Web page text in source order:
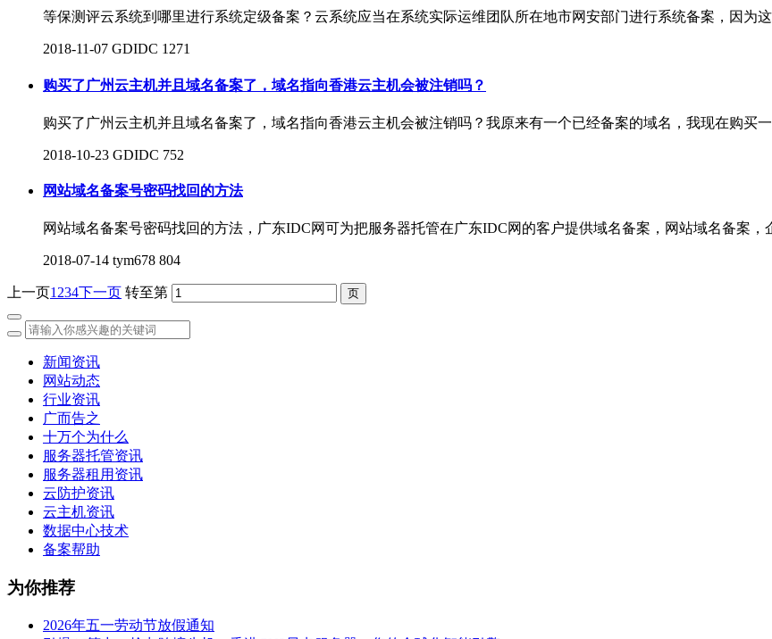
等保测评云系统到哪里进行系统定级备案？云系统应当在系统实际运维团队所在地市网安部门进行系统备案，因为
2018-11-07 GDIDC 1271
购买了广州云主机并且域名备案了，域名指向香港云主机会被注销吗？
购买了广州云主机并且域名备案了，域名指向香港云主机会被注销吗？我原来有一个已经备案的域名，我现在购买
2018-10-23 GDIDC 752
网站域名备案号密码找回的方法
网站域名备案号密码找回的方法，广东IDC网可为把服务器托管在广东IDC网的客户提供域名备案，网站域名备案，
2018-07-14 tym678 804
上一页1 234下一页 转至第
新闻资讯
网站动态
行业资讯
广而告之
十万个为什么
服务器托管资讯
服务器租用资讯
云防护资讯
云主机资讯
数据中心技术
备案帮助
为你推荐
2026年五一劳动节放假通知